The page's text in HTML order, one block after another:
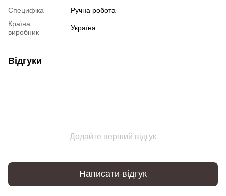
Специфіка
Ручна робота
Країна
виробник
Україна
Відгуки
Додайте перший відгук
Написати відгук